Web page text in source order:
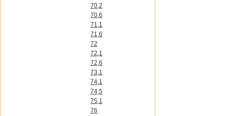
70,2
70,6
71,1
71,6
72
72,1
72,6
73,1
74,1
74,5
75,1
76